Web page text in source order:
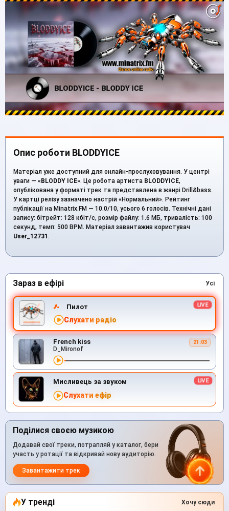
Опис роботи BLODDYICE
Матеріал уже доступний для онлайн-прослуховування. У центрі
уваги — « BLODDY ICE». Це робота артиста BLODDYICE,
опублікована у форматі трек та представлена в жанрі Drill&bass.
У картці релізу зазначено настрій «Нормальний». Рейтинг
публікації на Minatrix.FM — 10.0/10, усього 6 голосів. Технічні дані
запису: бітрейт: 128 кбіт/с, розмір файлу: 1.6 МБ, тривалість: 100
секунд, темп: 500 BPM. Матеріал завантажив користувач
User_12731 .
Зараз в ефірі Усі
Пилот
Слухати радіо
French kiss 21:03
D_Mironof
Мисливець за звуком
Слухати ефір
Поділися своєю музикою
Додавай свої треки, потрапляй у каталог, бери
участь у ротації та відкривай нову аудиторію.
Завантажити трек
У тренді Хочу сюди